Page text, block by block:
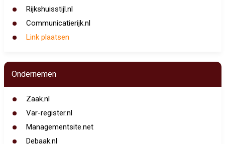
Rijkshuisstijl.nl
Communicatierijk.nl
Link plaatsen
Ondernemen
Zaak.nl
Var-register.nl
Managementsite.net
Debaak.nl